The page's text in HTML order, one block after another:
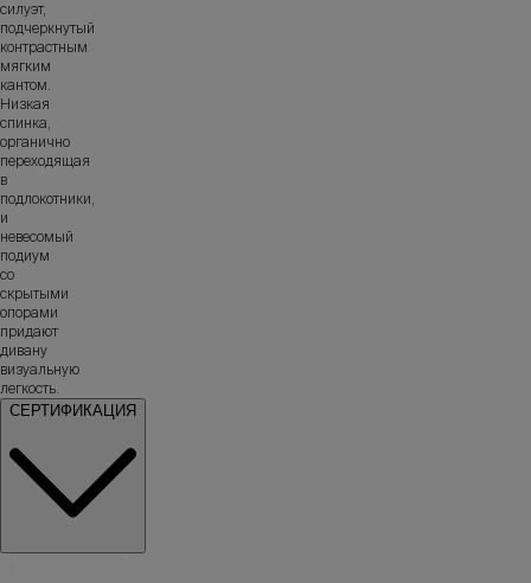
силуэт,
подчеркнутый
контрастным
мягким
кантом.
Низкая
спинка,
органично
переходящая
в
подлокотники,
и
невесомый
подиум
со
скрытыми
опорами
придают
дивану
визуальную
легкость.
СЕРТИФИКАЦИЯ